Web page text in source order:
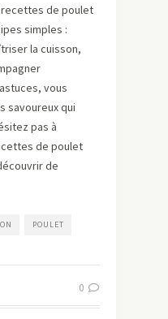
recettes de poulet
simples :
la cuisson,
vous
savoureux qui
pas à
de poulet
de
POULET
0